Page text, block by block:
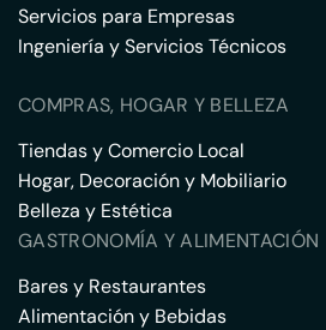
Servicios para Empresas
Ingeniería y Servicios Técnicos
COMPRAS, HOGAR Y BELLEZA
Tiendas y Comercio Local
Hogar, Decoración y Mobiliario
Belleza y Estética
GASTRONOMÍA Y ALIMENTACIÓN
Bares y Restaurantes
Alimentación y Bebidas